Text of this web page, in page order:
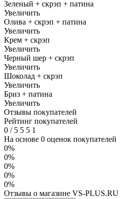
Зеленый + скрэп + патина
Увеличить
Олива + скрэп + патина
Увеличить
Крем + скрэп
Увеличить
Черный шер + скрэп
Увеличить
Шоколад + скрэп
Увеличить
Бриз + патина
Увеличить
Отзывы покупателей
Рейтинг покупателей
0 /5 5 5 1
На основе 0 оценок покупателей
0%
0%
0%
0%
0%
Отзывы о магазине VS-PLUS.RU